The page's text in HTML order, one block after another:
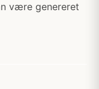
være genereret